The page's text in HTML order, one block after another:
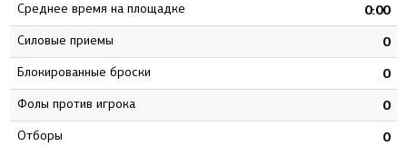
Среднее время на площадке 0:00
Силовые приемы 0
Блокированные броски 0
Фолы против игрока 0
Отборы 0